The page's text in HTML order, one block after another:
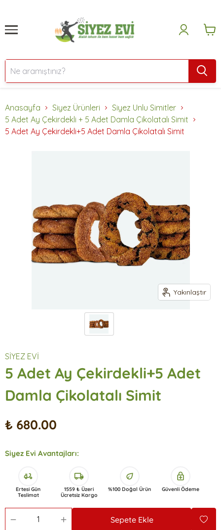
Anasayfa Siyez Ürünleri
Siyez Unlu Simitler
5 Adet Ay Çekirdekli + 5 Adet Damla Çikolatalı Simit
5 Adet Ay Çekirdekli+5 Adet Damla Çikolatalı Simit
Yakınlaştır
SİYEZ EVİ
5 Adet Ay Çekirdekli+5 Adet
Damla Çikolatalı Simit
₺ 680.00
Siyez Evi Avantajları:
delivery_dining
Ertesi Gün
Teslimat
local_shipping
1559 ₺ Üzeri
Ücretsiz Kargo
eco
%100 Doğal Ürün
enhanced_encryption
Güvenli Ödeme
Sepete Ekle